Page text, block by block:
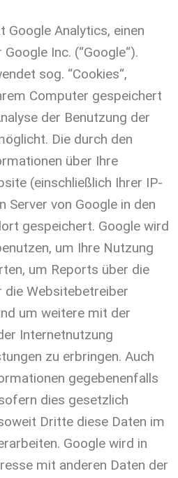
Google Analytics, einen
Inc. (“Google“).
sog. “Cookies“,
Computer gespeichert
der Benutzung der
Die durch den
über Ihre
(einschließlich Ihrer IP-
Server von Google in den
gespeichert. Google wird
um Ihre Nutzung
um Reports über die
Websitebetreiber
um weitere mit der
Internetnutzung
zu erbringen. Auch
gegebenenfalls
dies gesetzlich
Dritte diese Daten im
Google wird in
mit anderen Daten der